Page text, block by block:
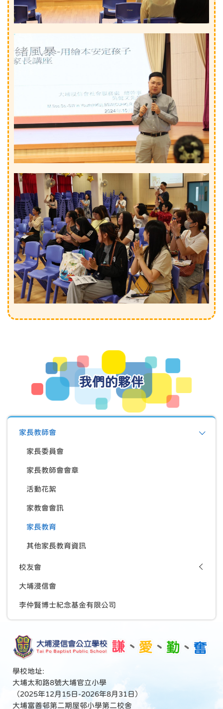
我們的夥伴
家長教師會
家長委員會
家長教師會會章
活動花絮
家教會會訊
家長教育
其他家長教育資訊
校友會
大埔浸信會
李仲賢博士紀念基金有限公司
學校地址:
大埔太和路8號大埔官立小學
（2025年12月15日-2026年8月31日）
大埔富善邨第二期屋邨小學第二校舍